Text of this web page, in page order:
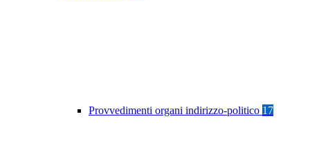
Provvedimenti organi indirizzo-politico 17